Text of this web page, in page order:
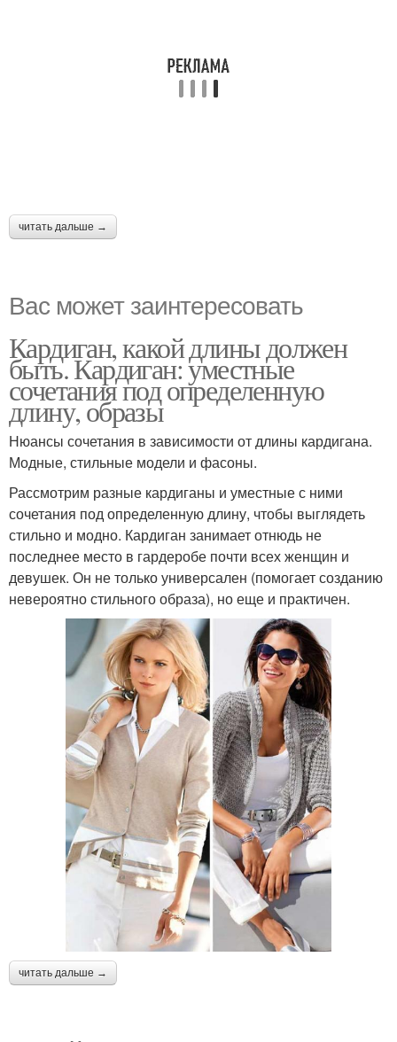
читать дальше →
Вас может заинтересовать
Кардиган, какой длины должен
быть. Кардиган: уместные
сочетания под определенную
длину, образы
Нюансы сочетания в зависимости от длины кардигана.
Модные, стильные модели и фасоны.
Рассмотрим разные кардиганы и уместные с ними
сочетания под определенную длину, чтобы выглядеть
стильно и модно. Кардиган занимает отнюдь не
последнее место в гардеробе почти всех женщин и
девушек. Он не только универсален (помогает созданию
невероятно стильного образа), но еще и практичен.
читать дальше →